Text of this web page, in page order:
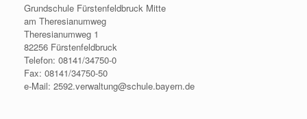
Grundschule Fürstenfeldbruck Mitte
am Theresianumweg
Theresianumweg 1
82256 Fürstenfeldbruck
Telefon: 08141/34750-0
Fax: 08141/34750-50
e-Mail: 2592.verwaltung@schule.bayern.de